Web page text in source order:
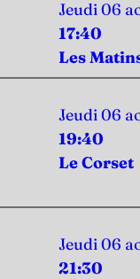
Jeudi 06
17:40
Les
Jeudi 06
19:40
Le Corset
Jeudi 06
21:30